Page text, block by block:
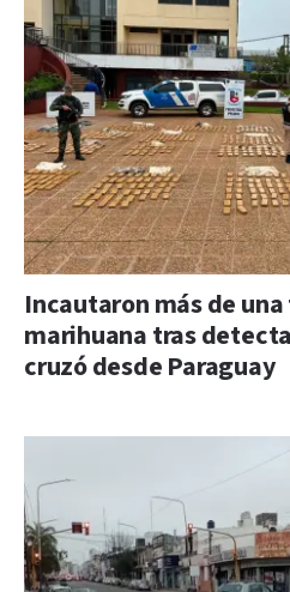
Incautaron más de
marihuana tras
cruzó desde Paraguay